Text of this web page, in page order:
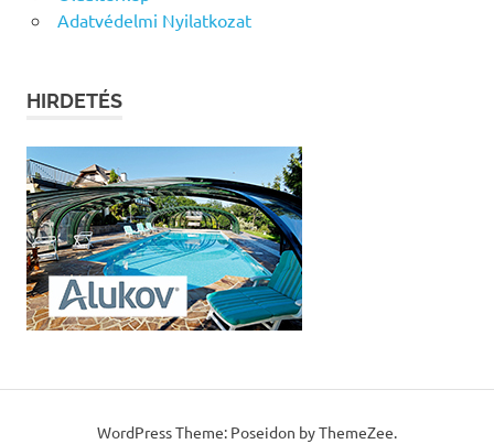
Adatvédelmi Nyilatkozat
HIRDETÉS
WordPress Theme: Poseidon by ThemeZee.